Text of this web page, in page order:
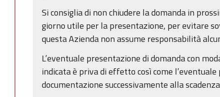
Si consiglia di non chiudere la domanda in
giorno utile per la presentazione, per evitare
questa Azienda non assume responsabilità
L’eventuale presentazione di domanda con
indicata è priva di effetto così come
documentazione successivamente alla